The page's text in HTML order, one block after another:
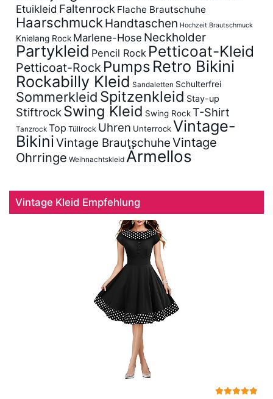
Etuikleid Faltenrock Flache Brautschuhe
Haarschmuck Handtaschen Hochzeit Brautschmuck
Knielang Rock Marlene-Hose Neckholder
Partykleid Pencil Rock Petticoat-Kleid
Petticoat-Rock Pumps Retro Bikini
Rockabilly Kleid Sandaletten Schulterfrei
Sommerkleid Spitzenkleid Stay-up
Stiftrock Swing Kleid Swing RockT-Shirt
Tanzrock Top Tüllrock Uhren UnterrockVintage-
BikiniVintage BrautschuheVintage
Ohrringe Weihnachtskleid Ärmellos
Vintage Kleid Empfehlung